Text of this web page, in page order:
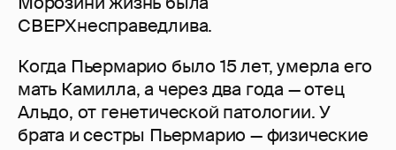
СВЕРХнесправедлива.
Когда Пьермарио было 15 лет, умерла его
мать Камилла, а через два года — отец
Альдо, от генетической патологии. У
брата и сестры Пьермарио — физические